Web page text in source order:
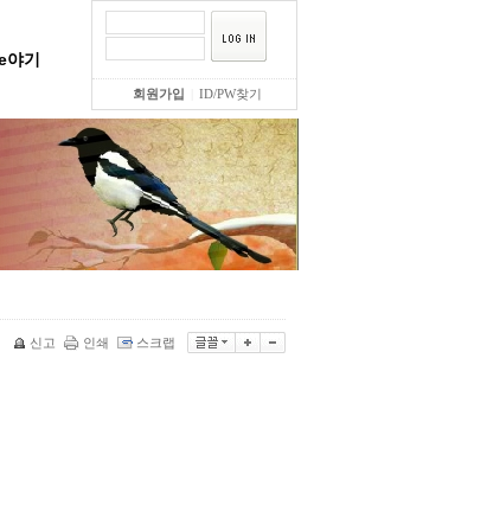
기
회원가입 ID/PW찾기
신고 인쇄 스크랩